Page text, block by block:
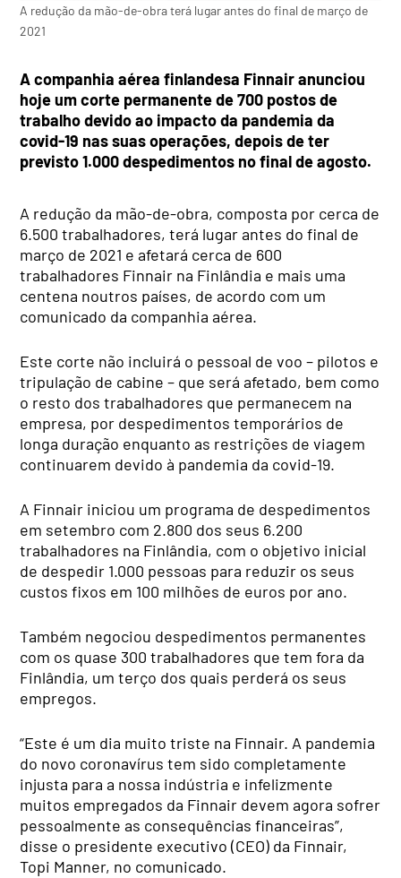
A redução da mão-de-obra terá lugar antes do final de março de
2021
A companhia aérea finlandesa Finnair anunciou
hoje um corte permanente de 700 postos de
trabalho devido ao impacto da pandemia da
covid-19 nas suas operações, depois de ter
previsto 1.000 despedimentos no final de agosto.
A redução da mão-de-obra, composta por cerca de
6.500 trabalhadores, terá lugar antes do final de
março de 2021 e afetará cerca de 600
trabalhadores Finnair na Finlândia e mais uma
centena noutros países, de acordo com um
comunicado da companhia aérea.
Este corte não incluirá o pessoal de voo – pilotos e
tripulação de cabine – que será afetado, bem como
o resto dos trabalhadores que permanecem na
empresa, por despedimentos temporários de
longa duração enquanto as restrições de viagem
continuarem devido à pandemia da covid-19.
A Finnair iniciou um programa de despedimentos
em setembro com 2.800 dos seus 6.200
trabalhadores na Finlândia, com o objetivo inicial
de despedir 1.000 pessoas para reduzir os seus
custos fixos em 100 milhões de euros por ano.
Também negociou despedimentos permanentes
com os quase 300 trabalhadores que tem fora da
Finlândia, um terço dos quais perderá os seus
empregos.
“Este é um dia muito triste na Finnair. A pandemia
do novo coronavírus tem sido completamente
injusta para a nossa indústria e infelizmente
muitos empregados da Finnair devem agora sofrer
pessoalmente as consequências financeiras”,
disse o presidente executivo (CEO) da Finnair,
Topi Manner, no comunicado.